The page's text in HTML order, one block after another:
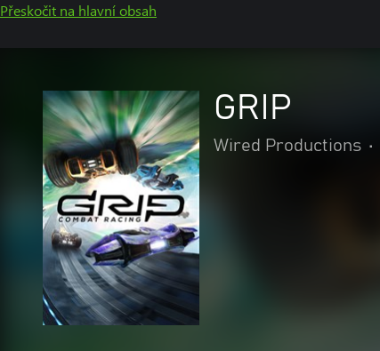
Přeskočit na hlavní obsah
GRIP
Wired Productions •